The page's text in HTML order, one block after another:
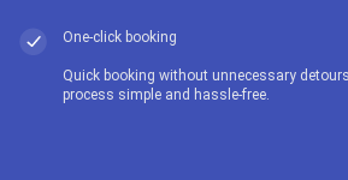
One-click booking
Quick booking without unnecessary
process simple and hassle-free.